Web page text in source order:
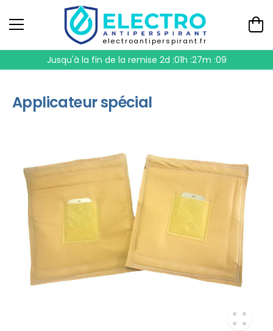
electroantiperspirant.fr
Jusqu'à la fin de la remise 2d :01h :27m :08
Applicateur spécial